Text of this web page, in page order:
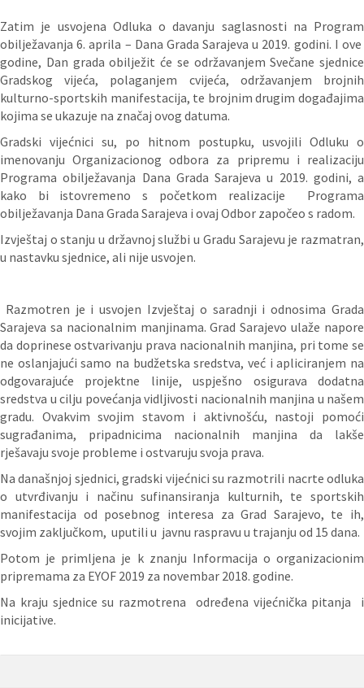
Zatim je usvojena Odluka o davanju saglasnosti na Program
obilježavanja 6. aprila – Dana Grada Sarajeva u 2019. godini. I ove
godine, Dan grada obilježit će se održavanjem Svečane sjednice
Gradskog vijeća, polaganjem cvijeća, održavanjem brojnih
kulturno-sportskih manifestacija, te brojnim drugim događajima
kojima se ukazuje na značaj ovog datuma.
Gradski vijećnici su, po hitnom postupku, usvojili Odluku o
imenovanju Organizacionog odbora za pripremu i realizaciju
Programa obilježavanja Dana Grada Sarajeva u 2019. godini, a
kako bi istovremeno s početkom realizacije Programa
obilježavanja Dana Grada Sarajeva i ovaj Odbor započeo s radom.
Izvještaj o stanju u državnoj službi u Gradu Sarajevu je razmatran,
u nastavku sjednice, ali nije usvojen.
Razmotren je i usvojen Izvještaj o saradnji i odnosima Grada
Sarajeva sa nacionalnim manjinama. Grad Sarajevo ulaže napore
da doprinese ostvarivanju prava nacionalnih manjina, pri tome se
ne oslanjajući samo na budžetska sredstva, već i apliciranjem na
odgovarajuće projektne linije, uspješno osigurava dodatna
sredstva u cilju povećanja vidljivosti nacionalnih manjina u našem
gradu. Ovakvim svojim stavom i aktivnošću, nastoji pomoći
sugrađanima, pripadnicima nacionalnih manjina da lakše
rješavaju svoje probleme i ostvaruju svoja prava.
Na današnjoj sjednici, gradski vijećnici su razmotrili nacrte odluka
o utvrđivanju i načinu sufinansiranja kulturnih, te sportskih
manifestacija od posebnog interesa za Grad Sarajevo, te ih,
svojim zaključkom, uputili u javnu raspravu u trajanju od 15 dana.
Potom je primljena je k znanju Informacija o organizacionim
pripremama za EYOF 2019 za novembar 2018. godine.
Na kraju sjednice su razmotrena određena vijećnička pitanja i
inicijative.